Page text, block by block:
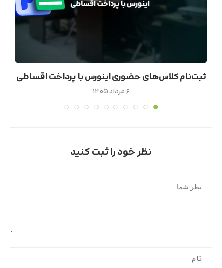
ثبت‌نام کلاس‌های حضوری اینورس با پرداخت اقساطی
۶ مرداد ۱۴۰۵
نظر خود را ثبت کنید